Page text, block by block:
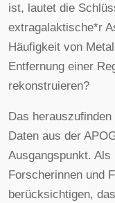
ist, lautet die
extragalaktische*r
Häufigkeit von
Entfernung einer
rekonstruieren?
Das
Daten aus der
Ausgangspunkt.
Forscherinnen und
berücksichtigen,